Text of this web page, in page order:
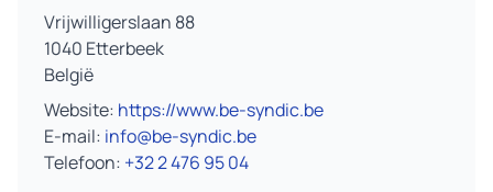
Vrijwilligerslaan 88
1040 Etterbeek
België
Website: https://www.be-syndic.be
E-mail: info@be-syndic.be
Telefoon: +32 2 476 95 04